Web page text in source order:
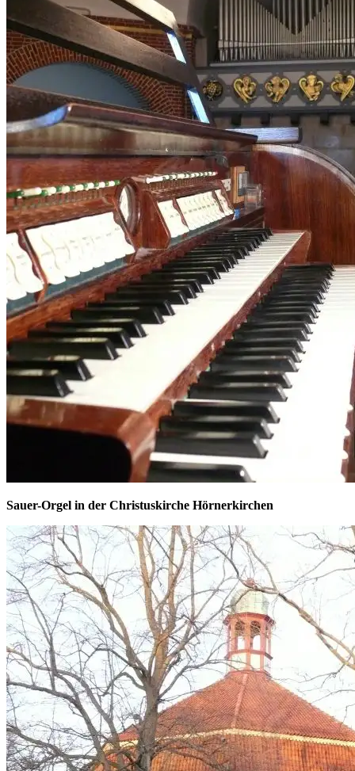
Sauer-Orgel in der Christuskirche Hörnerkirchen